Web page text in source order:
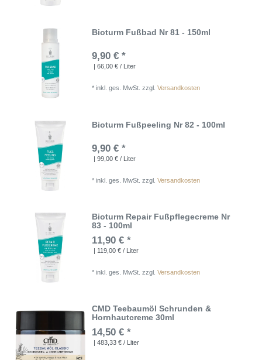
Bioturm Fußbad Nr 81 - 150ml
9,90 € *
| 66,00 € / Liter
*inkl. ges. MwSt. zzgl.Versandkosten
Bioturm Fußpeeling Nr 82 - 100ml
9,90 € *
| 99,00 € / Liter
*inkl. ges. MwSt. zzgl.Versandkosten
Bioturm Repair Fußpflegecreme Nr
83 - 100ml
11,90 € *
| 119,00 € / Liter
*inkl. ges. MwSt. zzgl.Versandkosten
CMD Teebaumöl Schrunden &
Hornhautcreme 30ml
14,50 € *
| 483,33 € / Liter